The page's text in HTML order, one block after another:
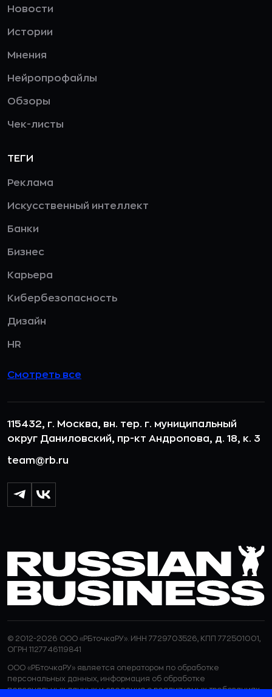
Новости
Истории
Мнения
Нейропрофайлы
Обзоры
Чек-листы
ТЕГИ
Реклама
Искусственный интеллект
Банки
Бизнес
Карьера
Кибербезопасность
Дизайн
HR
Смотреть все
115432, г. Москва, вн. тер. г. муниципальный
округ Даниловский, пр-кт Андропова, д. 18, к. 3
team@rb.ru
© 2012-2026 ООО «РБточкаРУ». ИНН 7729703526, КПП 772501001,
ОГРН 1127746119841
ООО «РБточкаРУ» является оператором по обработке
персональных данных, информация об обработке
персональных данных и сведения о реализуемых требованиях